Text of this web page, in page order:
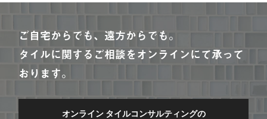
ご自宅からでも、遠方からでも。
タイルに関するご相談をオンラインにて承って
おります。
オンライン タイルコンサルティングの